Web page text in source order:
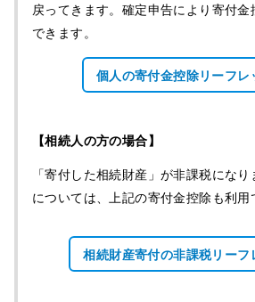
戻ってきます。確定申告により寄付
できます。
個人の寄付金控除リーフレ
【相続人の方の場合】
「寄付した相続財産」が非課税にな
については、上記の寄付金控除も利用
相続財産寄付の非課税リーフ